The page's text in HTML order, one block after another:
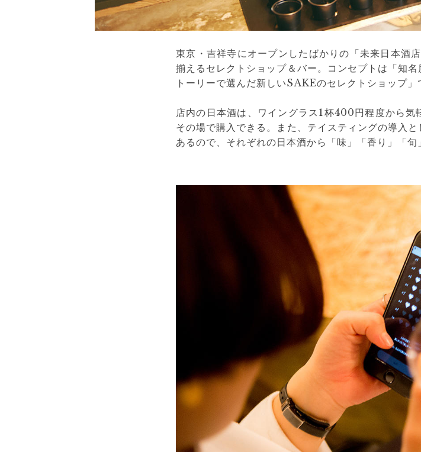
東京・吉祥寺にオープンしたばかりの「未来日本
揃えるセレクトショップ＆バー。コンセプトは「知
トーリーで選んだ新しいSAKEのセレクトショップ」
店内の日本酒は、ワイングラス1杯400円程度から
その場で購入できる。また、テイスティングの導入
あるので、それぞれの日本酒から「味」「香り」「